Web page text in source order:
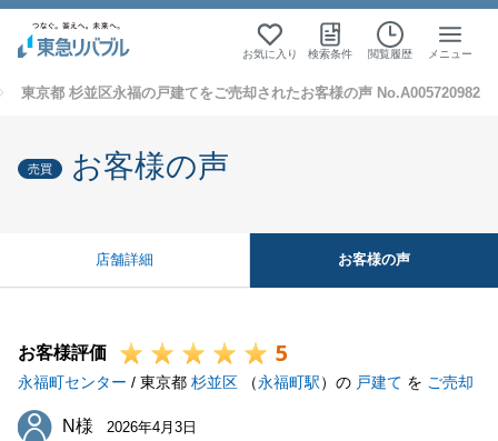
お気に入り 検索条件 閲覧履歴 メニュー
東京都 杉並区永福の戸建てをご売却されたお客様の声 No.A005720982
売買 お客様の声
店舗詳細 お客様の声
お客様評価 5
永福町センター / 東京都 杉並区 （永福町駅）の 戸建て を ご売却
N様
N様 2026年4月3日